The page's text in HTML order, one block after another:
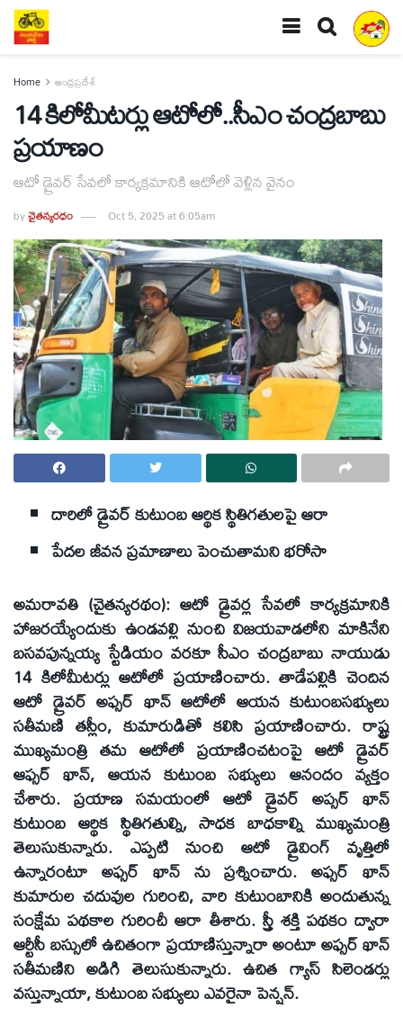
Home ఆంధ్రప్రదేశ్
14 కిలోమీటర్లు ఆటోలో..సీఎం చంద్రబాబు
ప్రయాణం
ఆటో డ్రైవర్ సేవలో కార్యక్రమానికి ఆటోలో వెళ్లిన వైనం
byచైతన్యరధం Oct 5, 2025 at 6:05am
దారిలో డ్రైవర్ కుటుంబ ఆర్థిక స్థితిగతులపై ఆరా
పేదల జీవన ప్రమాణాలు పెంచుతామని భరోసా
అమరావతి (చైతన్యరథం): ఆటో డ్రైవర్ల సేవలో కార్యక్రమానికి
హాజరయ్యేందుకు ఉండవల్లి నుంచి విజయవాడలోని మాకినేని
బసవపున్నయ్య స్టేడియం వరకూ సీఎం చంద్రబాబు నాయుడు
14 కిలోమీటర్లు ఆటోలో ప్రయాణించారు. తాడేపల్లికి చెందిన
ఆటో డ్రైవర్ అఫ్సర్ ఖాన్ ఆటోలో ఆయన కుటుంబసభ్యులు
సతీమణి తస్లీం, కుమారుడితో కలిసి ప్రయాణించారు. రాష్ట్ర
ముఖ్యమంత్రి తమ ఆటోలో ప్రయాణించటంపై ఆటో డ్రైవర్
ఆఫ్సర్ ఖాన్, ఆయన కుటుంబ సభ్యులు ఆనందం వ్యక్తం
చేశారు. ప్రయాణ సమయంలో ఆటో డ్రైవర్ అప్సర్ ఖాన్
కుటుంబ ఆర్థిక స్థితిగతుల్ని, సాధక బాధకాల్ని ముఖ్యమంత్రి
తెలుసుకున్నారు. ఎప్పటి నుంచి ఆటో డ్రైవింగ్ వృత్తిలో
ఉన్నారంటూ అఫ్సర్ ఖాన్ ను ప్రశ్నించారు. అఫ్సర్ ఖాన్
కుమారుల చదువుల గురించి, వారి కుటుంబానికి అందుతున్న
సంక్షేమ పథకాల గురించీ ఆరా తీశారు. స్త్రీ శక్తి పథకం ద్వారా
ఆర్టీసీ బస్సులో ఉచితంగా ప్రయాణిస్తున్నారా అంటూ అఫ్సర్ ఖాన్
సతీమణిని అడిగి తెలుసుకున్నారు. ఉచిత గ్యాస్ సిలెండర్లు
వస్తున్నాయా, కుటుంబ సభ్యులు ఎవరైనా పెన్షన్.